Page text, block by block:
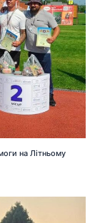
на Літньому